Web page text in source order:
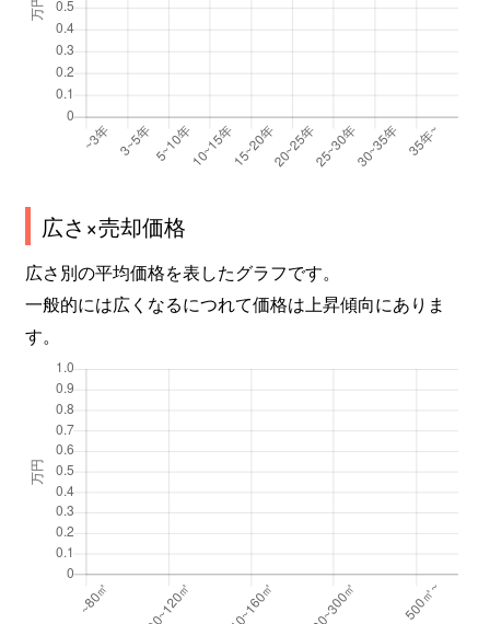
広さ×売却価格
広さ別の平均価格を表したグラフです。
一般的には広くなるにつれて価格は上昇傾向にありま
す。